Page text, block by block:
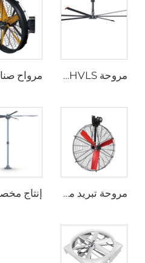
مروحة HVLS بطول 24 قدمًا (7.3 متر) كبيرة الحجم، مروحة سقف صناعية كهربائية لمزارع الأبقار والمستودعات
مروحة تبريد مباشرة من المصنع، شفرات من النيلون، مناسبة لاستخدامها في مستودعات الألبان ومزارع الأبقار، مروحة صناعية للتهوية